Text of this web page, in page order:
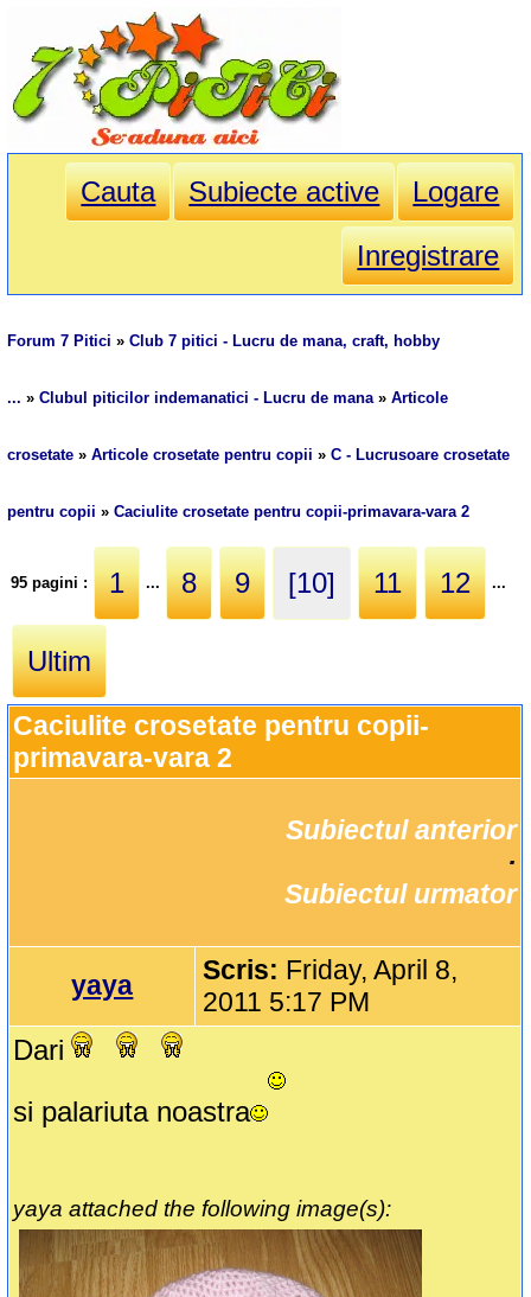
Cauta Subiecte active
Logare
Inregistrare
Forum 7 Pitici »Club 7 pitici - Lucru de mana, craft, hobby
... »Clubul piticilor indemanatici - Lucru de mana»Articole
crosetate »Articole crosetate pentru copii »C - Lucrusoare crosetate
pentru copii »Caciulite crosetate pentru copii-primavara-vara 2
95 pagini : 1 ... 8 9 [10] 11 12 ...
Ultim
Caciulite crosetate pentru copii-
primavara-vara 2
Subiectul anterior
Subiectul urmator
yaya Scris: Friday, April 8,
2011 5:17 PM
Dari
si palariuta noastra
yaya attached the following image(s):